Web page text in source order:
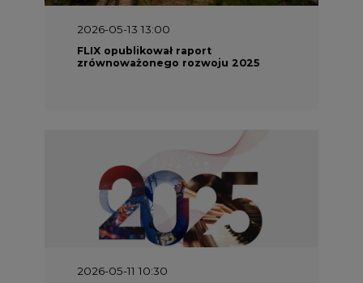
2026-05-13 13:00
FLIX opublikował raport
zrównoważonego rozwoju 2025
2026-05-11 10:30